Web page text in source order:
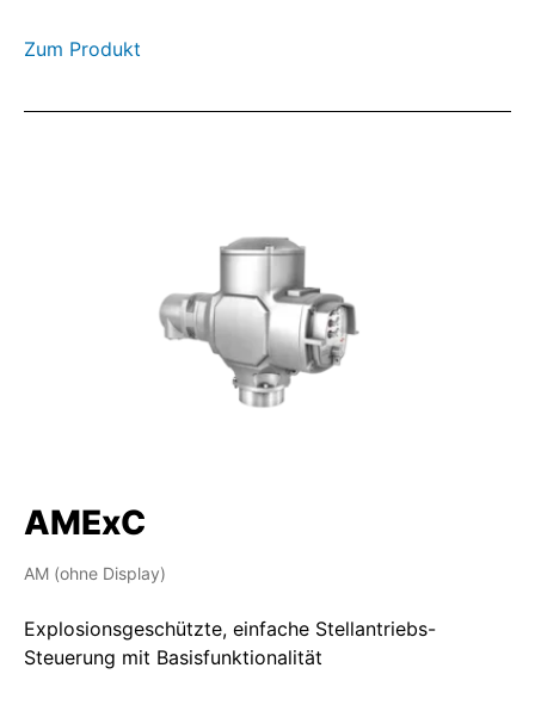
Zum Produkt
AMExC
AM (ohne Display)
Explosionsgeschützte, einfache Stellantriebs-
Steuerung mit Basisfunktionalität